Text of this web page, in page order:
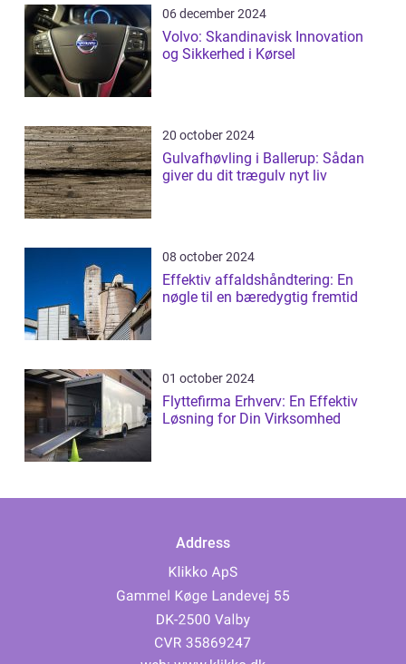
06 december 2024
Volvo: Skandinavisk Innovation
og Sikkerhed i Kørsel
20 october 2024
Gulvafhøvling i Ballerup: Sådan
giver du dit trægulv nyt liv
08 october 2024
Effektiv affaldshåndtering: En
nøgle til en bæredygtig fremtid
01 october 2024
Flyttefirma Erhverv: En Effektiv
Løsning for Din Virksomhed
Address